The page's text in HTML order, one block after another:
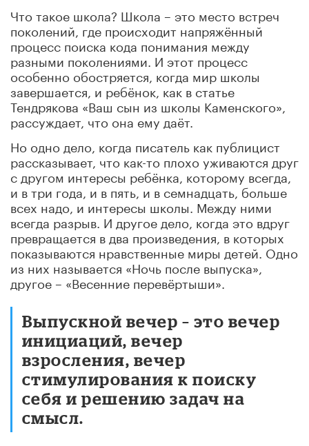
Что такое школа? Школа – это место встреч
поколений, где происходит напряжённый
процесс поиска кода понимания между
разными поколениями. И этот процесс
особенно обостряется, когда мир школы
завершается, и ребёнок, как в статье
Тендрякова «Ваш сын из школы Каменского»,
рассуждает, что она ему даёт.
Но одно дело, когда писатель как публицист
рассказывает, что как-то плохо уживаются друг
с другом интересы ребёнка, которому всегда,
и в три года, и в пять, и в семнадцать, больше
всех надо, и интересы школы. Между ними
всегда разрыв. И другое дело, когда это вдруг
превращается в два произведения, в которых
показываются нравственные миры детей. Одно
из них называется «Ночь после выпуска»,
другое – «Весенние перевёртыши».
Выпускной вечер – это вечер
инициаций, вечер
взросления, вечер
стимулирования к поиску
себя и решению задач на
смысл.